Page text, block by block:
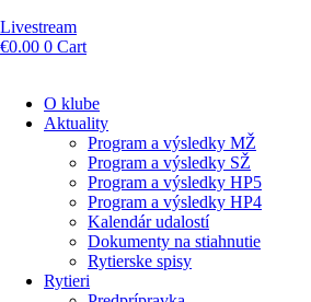
Livestream
€0.00 0 Cart
O klube
Aktuality
Program a výsledky MŽ
Program a výsledky SŽ
Program a výsledky HP5
Program a výsledky HP4
Kalendár udalostí
Dokumenty na stiahnutie
Rytierske spisy
Rytieri